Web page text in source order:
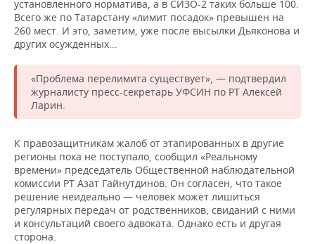
установленного норматива, а в СИЗО-2 таких больше 100.
Всего же по Татарстану «лимит посадок» превышен на
260 мест. И это, заметим, уже после высылки Дьяконова и
других осужденных...
«Проблема перелимита существует», — подтвердил
журналисту пресс-секретарь УФСИН по РТ Алексей
Ларин.
К правозащитникам жалоб от этапированных в другие
регионы пока не поступало, сообщил «Реальному
времени» председатель Общественной наблюдательной
комиссии РТ Азат Гайнутдинов. Он согласен, что такое
решение неидеально — человек может лишиться
регулярных передач от родственников, свиданий с ними
и консультаций своего адвоката. Однако есть и другая
сторона.